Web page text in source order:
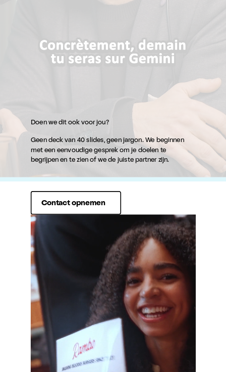
Doen we dit ook voor jou?
Geen deck van 40 slides, geen jargon. We beginnen
met een eenvoudige gesprek om je doelen te
begrijpen en te zien of we de juiste partner zijn.
Contact opnemen